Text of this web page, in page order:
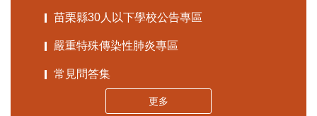
苗栗縣30人以下學校公告專區
嚴重特殊傳染性肺炎專區
常見問答集
更多